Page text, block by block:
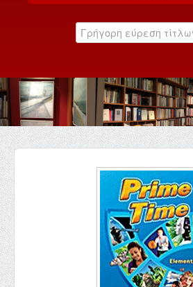
Κατάλογος
Εκδηλώσεις
Επικοινωνία